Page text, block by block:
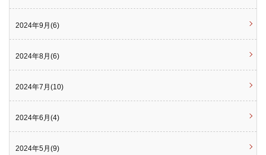
2024年9月(6)
2024年8月(6)
2024年7月(10)
2024年6月(4)
2024年5月(9)